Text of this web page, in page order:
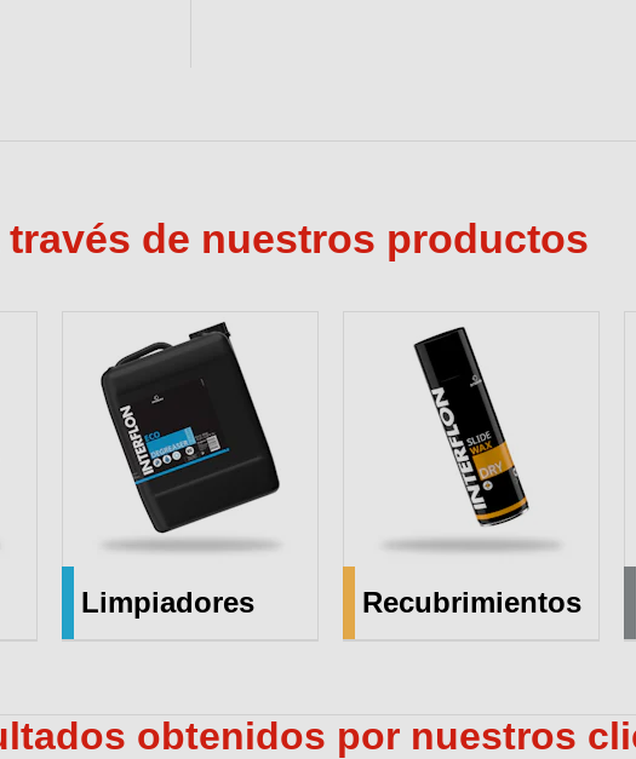
través de nuestros productos
Limpiadores Recubrimientos
obtenidos por nuestros